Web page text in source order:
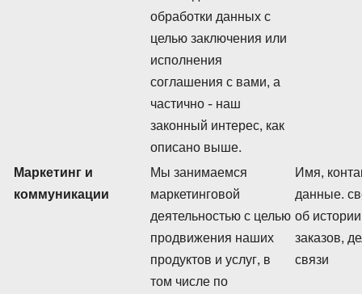
обработки данных с
целью заключения или
исполнения
соглашения с вами, а
частично - наш
законный интерес, как
описано выше.
Маркетинг и
коммуникации
Мы занимаемся
маркетинговой
деятельностью с целью
продвижения наших
продуктов и услуг, в
том числе по
Имя,
данные.
об истории
заказов,
связи